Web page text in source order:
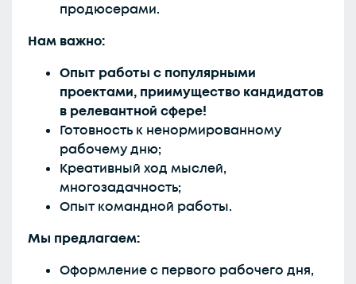
продюсерами.
Нам важно:
Опыт работы с популярными
проектами, приимущество кандидатов
в релевантной сфере!
Готовность к ненормированному
рабочему дню;
Креативный ход мыслей,
многозадачность;
Опыт командной работы.
Мы предлагаем:
Оформление с первого рабочего дня,